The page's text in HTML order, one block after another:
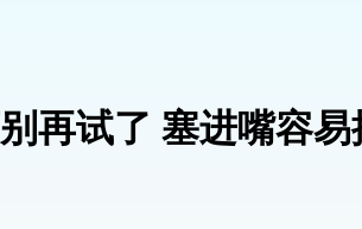
再试了 塞进嘴容